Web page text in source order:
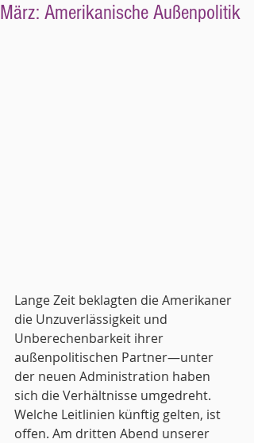
März: Amerikanische Außenpolitik
Lange Zeit beklagten die Amerikaner
die Unzuverlässigkeit und
Unberechenbarkeit ihrer
außenpolitischen Partner—unter
der neuen Administration haben
sich die Verhältnisse umgedreht.
Welche Leitlinien künftig gelten, ist
offen. Am dritten Abend unserer